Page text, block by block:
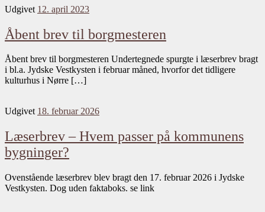
Udgivet 12. april 2023
Åbent brev til borgmesteren
Åbent brev til borgmesteren Undertegnede spurgte i læserbrev bragt
i bl.a. Jydske Vestkysten i februar måned, hvorfor det tidligere
kulturhus i Nørre […]
Udgivet 18. februar 2026
Læserbrev – Hvem passer på kommunens
bygninger?
Ovenstående læserbrev blev bragt den 17. februar 2026 i Jydske
Vestkysten. Dog uden faktaboks. se link